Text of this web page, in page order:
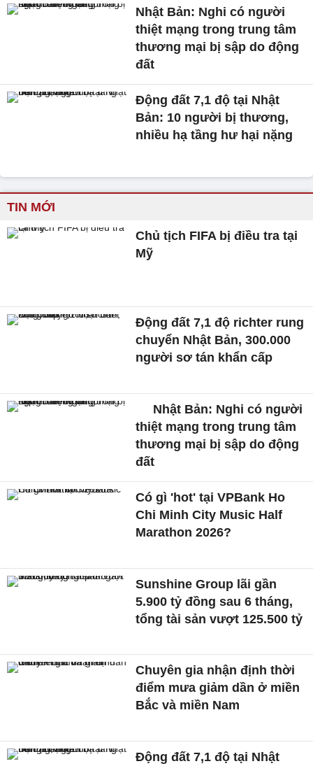
Nhật Bản: Nghi có người
thiệt mạng trong trung tâm
thương mại bị sập do động
đất
Động đất 7,1 độ tại Nhật
Bản: 10 người bị thương,
nhiều hạ tầng hư hại nặng
TIN MỚI
Chủ tịch FIFA bị điều tra tại
Mỹ
Động đất 7,1 độ richter rung
chuyển Nhật Bản, 300.000
người sơ tán khẩn cấp
Nhật Bản: Nghi có người
thiệt mạng trong trung tâm
thương mại bị sập do động
đất
Có gì 'hot' tại VPBank Ho
Chi Minh City Music Half
Marathon 2026?
Sunshine Group lãi gần
5.900 tỷ đồng sau 6 tháng,
tổng tài sản vượt 125.500 tỷ
Chuyên gia nhận định thời
điểm mưa giảm dần ở miền
Bắc và miền Nam
Động đất 7,1 độ tại Nhật